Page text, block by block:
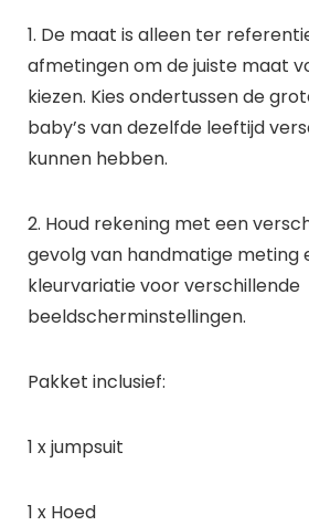
1. De maat is alleen ter
afmetingen om de juiste maat
kiezen. Kies ondertussen de
baby’s van dezelfde leeftijd
kunnen hebben.
2. Houd rekening met een
gevolg van handmatige meting
kleurvariatie voor verschillende
beeldscherminstellingen.
Pakket inclusief:
1 x jumpsuit
1 x Hoed